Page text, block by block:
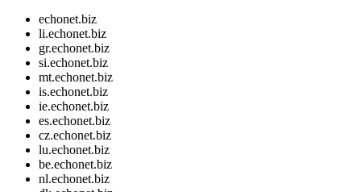
echonet.biz
li.echonet.biz
gr.echonet.biz
si.echonet.biz
mt.echonet.biz
is.echonet.biz
ie.echonet.biz
es.echonet.biz
cz.echonet.biz
lu.echonet.biz
be.echonet.biz
nl.echonet.biz